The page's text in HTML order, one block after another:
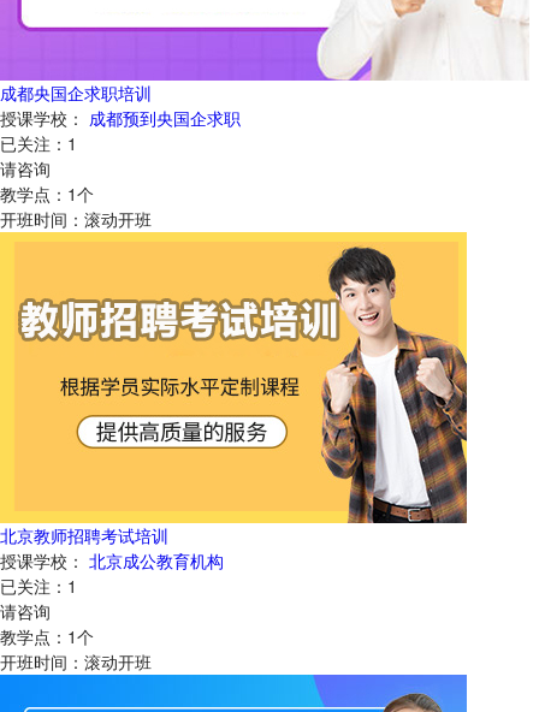
成都央国企求职培训
授课学校： 成都预到央国企求职
已关注： 1
请咨询
教学点： 1个
开班时间： 滚动开班
北京教师招聘考试培训
授课学校： 北京成公教育机构
已关注： 1
请咨询
教学点： 1个
开班时间： 滚动开班